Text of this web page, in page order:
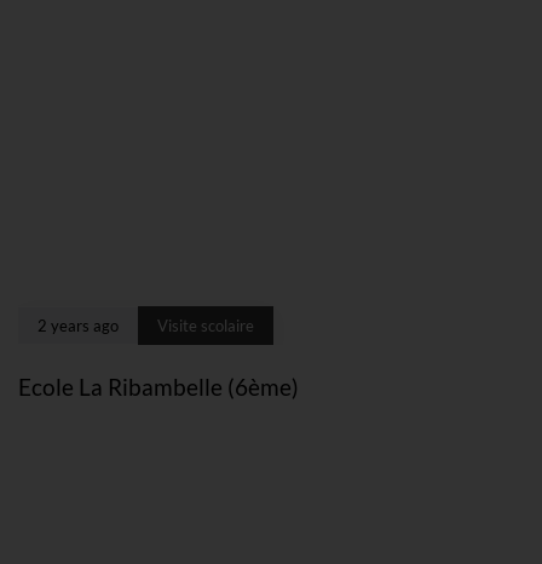
2 years ago Visite scolaire
Ecole La Ribambelle (6ème)